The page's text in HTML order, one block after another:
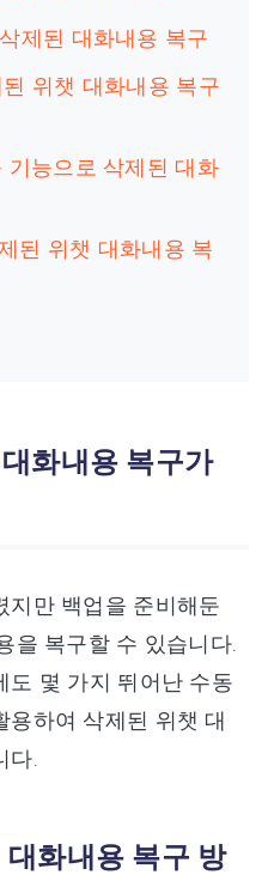
제된 대화내용 복구
위챗 대화내용 복구
기능으로 삭제된 대화
된 위챗 대화내용 복
화내용 복구가
지만 백업을 준비해둔
을 복구할 수 있습니다.
도 몇 가지 뛰어난 수동
용하여 삭제된 위챗 대
다.
화내용 복구 방